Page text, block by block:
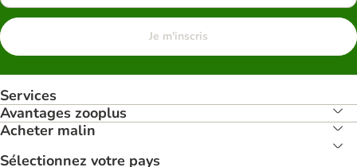
Je m'inscris
Services
Avantages zooplus
Acheter malin
Sélectionnez votre pays